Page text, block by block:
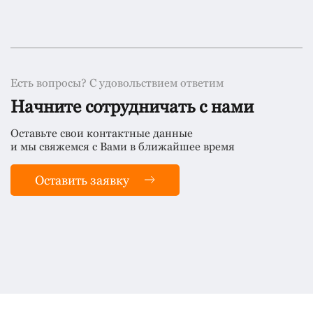
Есть вопросы? С удовольствием ответим
Начните сотрудничать с нами
Оставьте свои контактные данные
и мы свяжемся с Вами в ближайшее время
Оставить заявку